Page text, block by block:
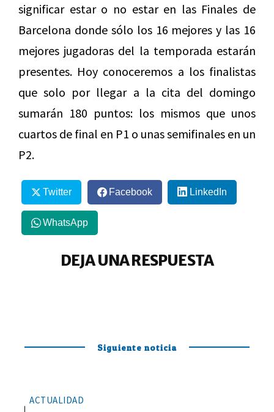
significar estar o no estar en las Finales de
Barcelona donde sólo los 16 mejores y las 16
mejores jugadoras del la temporada estarán
presentes. Hoy conoceremos a los finalistas
que solo por llegar a la cita del domingo
sumarán 180 puntos: los mismos que unos
cuartos de final en P1 o unas semifinales en un
P2.
Twitter Facebook LinkedIn
WhatsApp
DEJA UNA RESPUESTA
Siguiente noticia
ACTUALIDAD